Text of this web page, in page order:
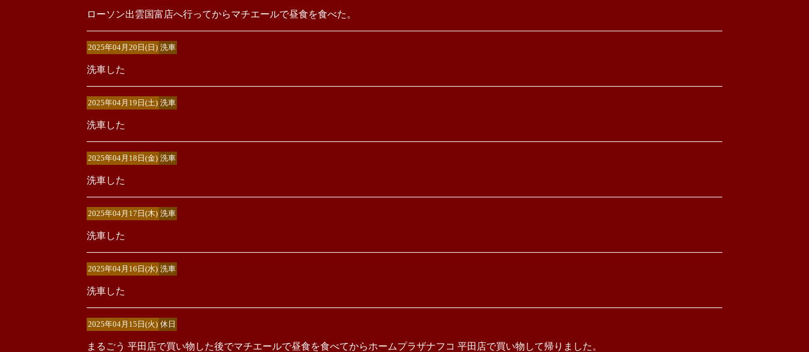
ローソン出雲国富店へ行ってからマチエールで昼食を食べた。
2025年04月20日(日) 洗車
洗車した
2025年04月19日(土) 洗車
洗車した
2025年04月18日(金) 洗車
洗車した
2025年04月17日(木) 洗車
洗車した
2025年04月16日(水) 洗車
洗車した
2025年04月15日(火) 休日
まるごう 平田店で買い物した後でマチエールで昼食を食べてからホームプラザナフコ 平田店で買い物して帰りました。